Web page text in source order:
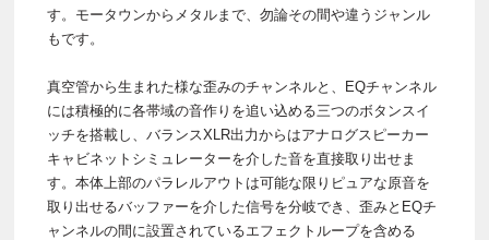
す。モータウンからメタルまで、勿論その間や違うジャンル
もです。
真空管から生まれた様な歪みのチャンネルと、EQチャンネル
には積極的に各帯域の音作りを追い込める三つのボタンスイ
ッチを搭載し、バランスXLR出力からはアナログスピーカー
キャビネットシミュレーターを介した音を直接取り出せま
す。本体上部のパラレルアウトは可能な限りピュアな原音を
取り出せるバッファーを介した信号を分岐でき、歪みとEQチ
ャンネルの間に設置されているエフェクトループを含める